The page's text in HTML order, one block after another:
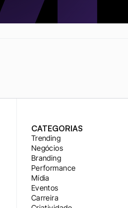
CATEGORIAS
Trending
Negócios
Branding
Performance
Mídia
Eventos
Carreira